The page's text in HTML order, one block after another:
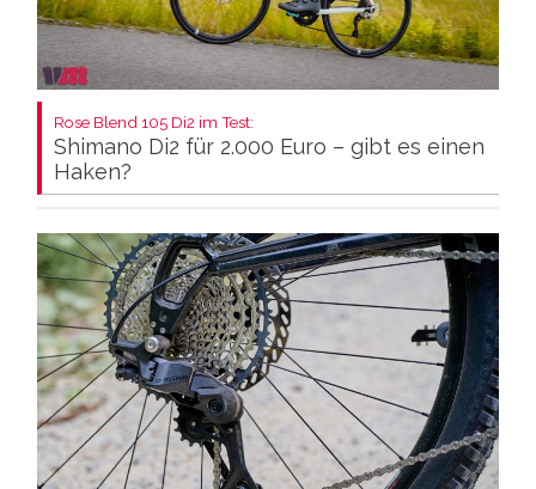
Rose Blend 105 Di2 im Test:
Shimano Di2 für 2.000 Euro – gibt es einen
Haken?